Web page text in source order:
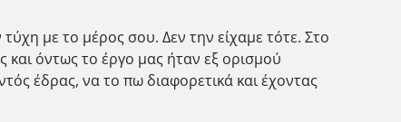
τύχη με το μέρος σου. Δεν την είχαμε τότε. Στο
και όντως το έργο μας ήταν εξ ορισμού
έδρας, να το πω διαφορετικά και έχοντας